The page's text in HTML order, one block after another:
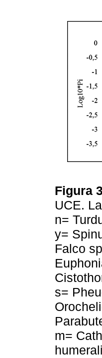
Figura 3
UCE.
n=
y=
Falco
s=
m=